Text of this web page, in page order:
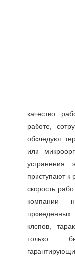
качество
работе,
обследуют
или
устранения
приступают к
скорость
компании
клопов,
только